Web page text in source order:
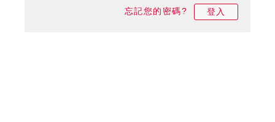
忘記您的密碼? 登入